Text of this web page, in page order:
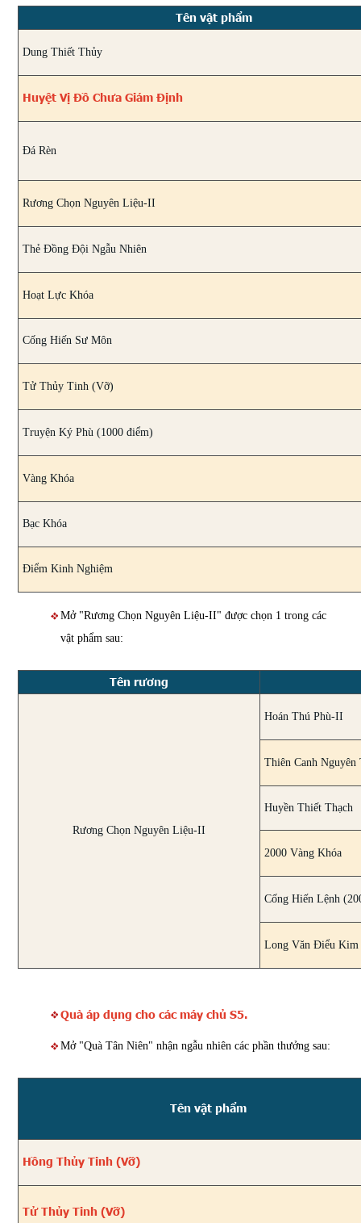
Tên vật phẩm
Dung Thiết Thủy
Huyệt Vị Đồ Chưa Giám Định
Đá Rèn
Rương Chọn Nguyên Liệu-II
Thẻ Đồng Đội Ngẫu Nhiên
Hoạt Lực Khóa
Cống Hiến Sư Môn
Tử Thủy Tinh (Vỡ)
Truyện Ký Phù (1000 điểm)
Vàng Khóa
Bạc Khóa
Điểm Kinh Nghiệm
Mở "Rương Chọn Nguyên Liệu-II" được chọn 1 trong các
vật phẩm sau:
Tên rương
Rương Chọn Nguyên Liệu-II
Hoán Thú Phù-II
Thiên Canh Nguyên
Huyền Thiết Thạch
2000 Vàng Khóa
Cống Hiến Lệnh
Long Văn Điểu Kim
Quà áp dụng cho các máy chủ S5.
Mở "Quà Tân Niên" nhận ngẫu nhiên các phần thưởng sau:
Tên vật phẩm
Hồng Thủy Tinh (Vỡ)
Tử Thủy Tinh (Vỡ)